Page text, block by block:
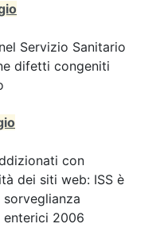
Servizio Sanitario
difetti congeniti
con
dei siti web: ISS è
2006